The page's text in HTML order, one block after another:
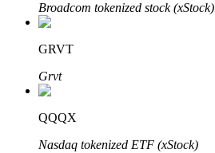
Đối tác Bitrue
Lên đến 65% hoa hồng!
Broadcom tokenized stock (xStock)
GRVT
Grvt
QQQX
Nasdaq tokenized ETF (xStock)